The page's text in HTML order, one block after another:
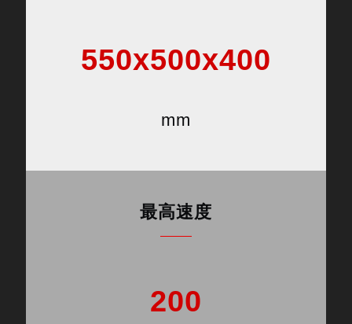
550x500x400
mm
最高速度
200